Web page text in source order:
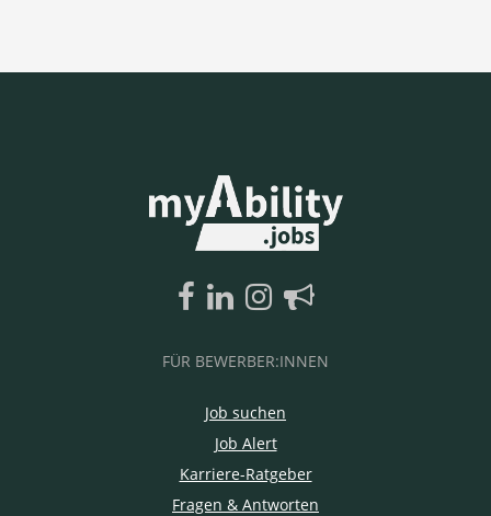
FÜR BEWERBER:INNEN
Job suchen
Job Alert
Karriere-Ratgeber
Fragen & Antworten